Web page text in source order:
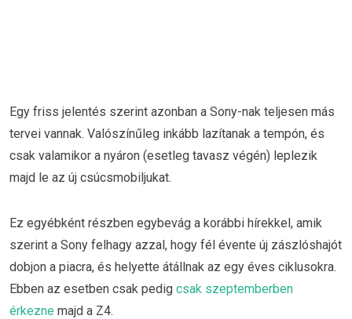
Egy friss jelentés szerint azonban a Sony-nak teljesen más
tervei vannak. Valószínűleg inkább lazítanak a tempón, és
csak valamikor a nyáron (esetleg tavasz végén) leplezik
majd le az új csúcsmobiljukat.
Ez egyébként részben egybevág a korábbi hírekkel, amik
szerint a Sony felhagy azzal, hogy fél évente új zászlóshajót
dobjon a piacra, és helyette átállnak az egy éves ciklusokra.
Ebben az esetben csak pedig csak szeptemberben
érkezne majd a Z4.